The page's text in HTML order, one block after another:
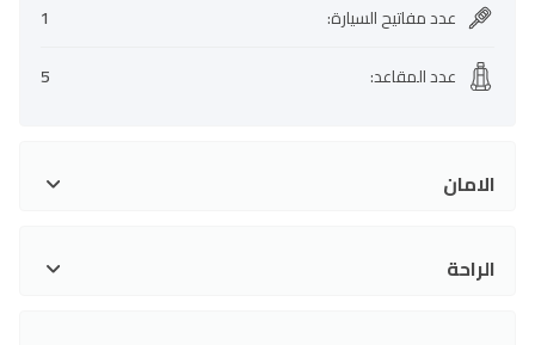
عدد مفاتيح السيارة:
1
عدد المقاعد:
5
الامان
الراحة